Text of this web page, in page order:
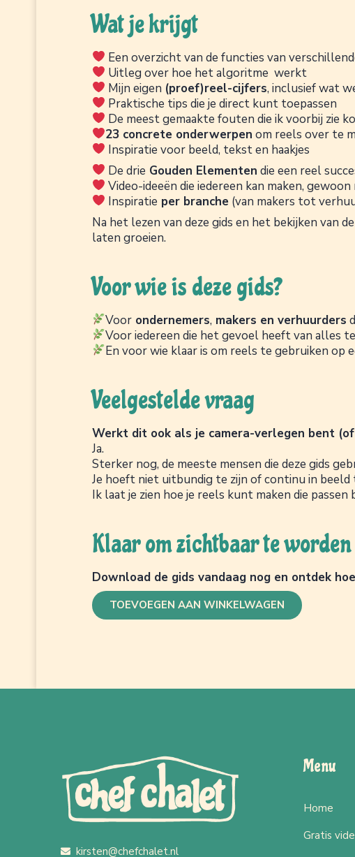
Wat je krijgt
Een overzicht van de functies van
Uitleg over hoe het algoritme werkt
Mijn eigen (proef)reel-cijfers, inclusief wat
Praktische tips die je direct kunt toepassen
De meest gemaakte fouten die ik voorbij zie
23 concrete onderwerpen om reels over te
Inspiratie voor beeld, tekst en haakjes
De drie Gouden Elementen die een reel
Video-ideeën die iedereen kan maken,
Inspiratie per branche (van makers tot
Na het lezen van deze gids en het bekijken van
laten groeien.
Voor wie is deze gids?
Voor ondernemers, makers en verhuurders
Voor iedereen die het gevoel heeft van alles
En voor wie klaar is om reels te gebruiken op
Veelgestelde vraag
Werkt dit ook als je camera-verlegen bent
Ja.
Sterker nog, de meeste mensen die deze gids
Je hoeft niet uitbundig te zijn of continu in
Ik laat je zien hoe je reels kunt maken die
Klaar om zichtbaar te
Download de gids vandaag nog en ontdek
TOEVOEGEN AAN WINKELWAGEN
kirsten@chefchalet.nl
Menu
Home
Gratis